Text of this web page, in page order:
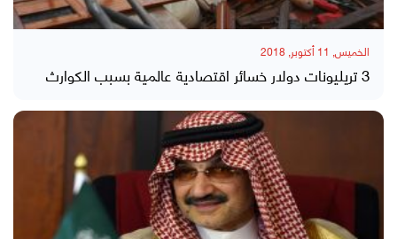
الخميس, 11 أكتوبر, 2018
3 تريليونات دولار خسائر اقتصادية عالمية بسبب الكوارث